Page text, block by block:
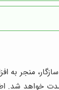
منجر به
مدت خواهد شد.